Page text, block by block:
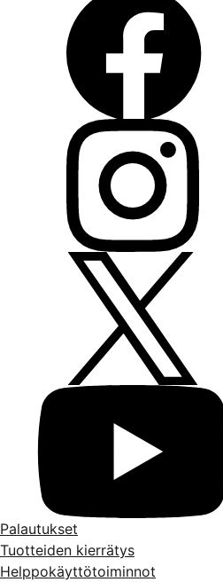
Palautukset
Tuotteiden kierrätys
Helppokäyttötoiminnot